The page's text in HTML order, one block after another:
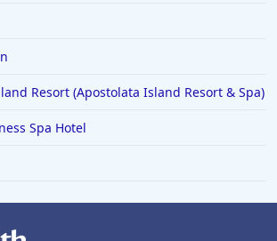
Resort (Apostolata Island Resort & Spa)
Spa Hotel